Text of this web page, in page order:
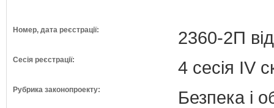
Номер, дата реєстрації: 2360-2П
Сесія реєстрації: 4 сесія IV
Рубрика законопроекту: Безпека і